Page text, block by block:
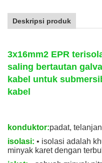
Deskripsi produk
3x16mm2 EPR
saling bertautan
kabel untuk
kabel
konduktor:padat,
isolasi: • isolasi adalah
minyak karet dengan